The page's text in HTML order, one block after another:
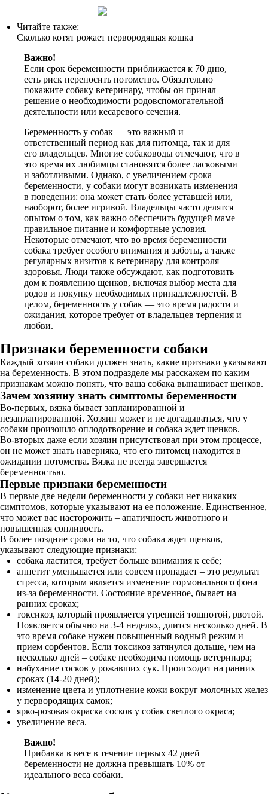
Читайте также:
Сколько котят рожает первородящая кошка
Важно!
Если срок беременности приближается к 70 дню,
есть риск переносить потомство. Обязательно
покажите собаку ветеринару, чтобы он принял
решение о необходимости родовспомогательной
деятельности или кесаревого сечения.
Беременность у собак — это важный и
ответственный период как для питомца, так и для
его владельцев. Многие собаководы отмечают, что в
это время их любимцы становятся более ласковыми
и заботливыми. Однако, с увеличением срока
беременности, у собаки могут возникать изменения
в поведении: она может стать более уставшей или,
наоборот, более игривой. Владельцы часто делятся
опытом о том, как важно обеспечить будущей маме
правильное питание и комфортные условия.
Некоторые отмечают, что во время беременности
собака требует особого внимания и заботы, а также
регулярных визитов к ветеринару для контроля
здоровья. Люди также обсуждают, как подготовить
дом к появлению щенков, включая выбор места для
родов и покупку необходимых принадлежностей. В
целом, беременность у собак — это время радости и
ожидания, которое требует от владельцев терпения и
любви.
Признаки беременности собаки
Каждый хозяин собаки должен знать, какие признаки указывают
на беременность. В этом подразделе мы расскажем по каким
признакам можно понять, что ваша собака вынашивает щенков.
Зачем хозяину знать симптомы беременности
Во-первых, вязка бывает запланированной и
незапланированной. Хозяин может и не догадываться, что у
собаки произошло оплодотворение и собака ждет щенков.
Во-вторых даже если хозяин присутствовал при этом процессе,
он не может знать наверняка, что его питомец находится в
ожидании потомства. Вязка не всегда завершается
беременностью.
Первые признаки беременности
В первые две недели беременности у собаки нет никаких
симптомов, которые указывают на ее положение. Единственное,
что может вас насторожить – апатичность животного и
повышенная сонливость.
В более поздние сроки на то, что собака ждет щенков,
указывают следующие признаки:
собака ластится, требует больше внимания к себе;
аппетит уменьшается или совсем пропадает – это результат
стресса, которым является изменение гормонального фона
из-за беременности. Состояние временное, бывает на
ранних сроках;
токсикоз, который проявляется утренней тошнотой, рвотой.
Появляется обычно на 3-4 неделях, длится несколько дней. В
это время собаке нужен повышенный водный режим и
прием сорбентов. Если токсикоз затянулся дольше, чем на
несколько дней – собаке необходима помощь ветеринара;
набухание сосков у рожавших сук. Происходит на ранних
сроках (14-20 дней);
изменение цвета и уплотнение кожи вокруг молочных желез
у первородящих самок;
ярко-розовая окраска сосков у собак светлого окраса;
увеличение веса.
Важно!
Прибавка в весе в течение первых 42 дней
беременности не должна превышать 10% от
идеального веса собаки.